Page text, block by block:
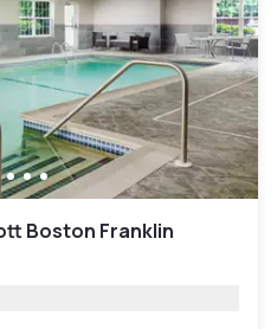
Boston Franklin